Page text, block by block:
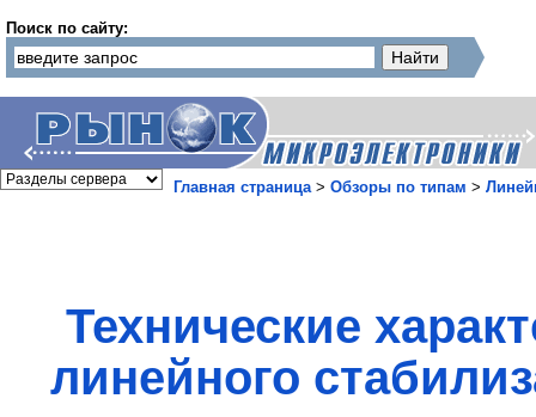
Поиск по сайту:
Главная страница> Обзоры по типам >
Технические
линейного